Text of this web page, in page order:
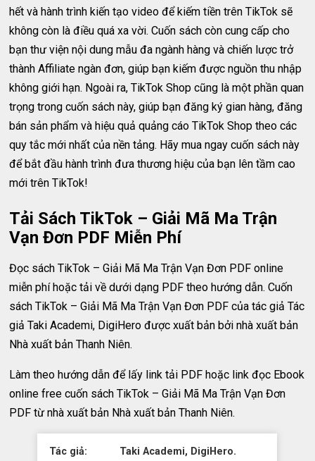
hết và hành trình kiến tạo video để kiếm tiền trên TikTok sẽ
không còn là điều quá xa vời. Cuốn sách còn cung cấp cho
bạn thư viện nội dung mẫu đa ngành hàng và chiến lược trở
thành Affiliate ngàn đơn, giúp bạn kiếm được nguồn thu nhập
không giới hạn. Ngoài ra, TikTok Shop cũng là một phần quan
trọng trong cuốn sách này, giúp bạn đăng ký gian hàng, đăng
bán sản phẩm và hiệu quả quảng cáo TikTok Shop theo các
quy tắc mới nhất của nền tảng. Hãy mua ngay cuốn sách này
để bắt đầu hành trình đưa thương hiệu của bạn lên tầm cao
mới trên TikTok!
Tải Sách TikTok – Giải Mã Ma Trận
Vạn Đơn PDF Miễn Phí
Đọc sách TikTok – Giải Mã Ma Trận Vạn Đơn PDF online
miễn phí hoặc tải về dưới dạng PDF theo hướng dẫn. Cuốn
sách TikTok – Giải Mã Ma Trận Vạn Đơn PDF của tác giả Tác
giả Taki Academi, DigiHero được xuất bản bởi nhà xuất bản
Nhà xuất bản Thanh Niên.
Làm theo hướng dẫn để lấy link tải PDF hoặc link đọc Ebook
online free cuốn sách TikTok – Giải Mã Ma Trận Vạn Đơn
PDF từ nhà xuất bản Nhà xuất bản Thanh Niên.
Tác giả: Taki Academi, DigiHero.